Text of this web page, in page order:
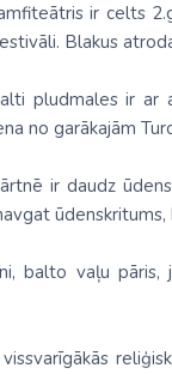
ir celts
Blakus
pludmales ir ar
no garākajām
ir daudz
balto vaļu pāris,